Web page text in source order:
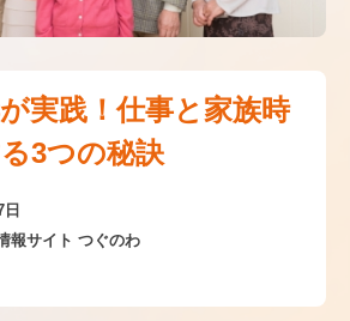
実践！仕事と家族時
3つの秘訣
日
報サイト つぐのわ